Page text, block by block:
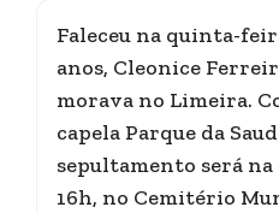
Faleceu na quinta-
anos, Cleonice
morava no Limeira.
capela Parque da
sepultamento será
16h, no Cemitério